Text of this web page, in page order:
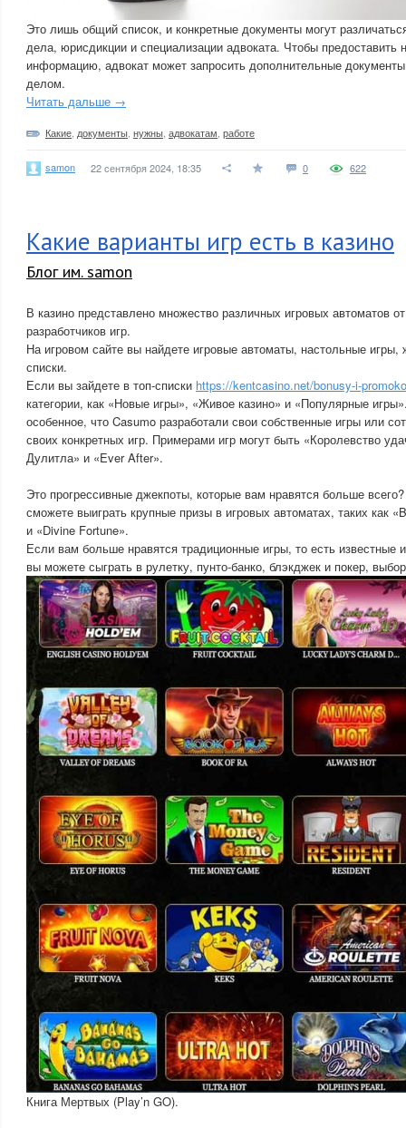
Это лишь общий список, и конкретные документы могут
дела, юрисдикции и специализации адвоката. Чтобы
информацию, адвокат может запросить дополнительные
делом.
Читать дальше →
Какие документы нужны адвокатам работе
samon 22 сентября 2024, 18:35 0 622
Какие варианты игр есть в казино
Блог им. samon
В казино представлено множество различных игровых автоматов
разработчиков игр.
На игровом сайте вы найдете игровые автоматы, настольные игры,
списки.
Если вы зайдете в топ-списки https://kentcasino.net/bonusy-i-
категории, как «Новые игры», «Живое казино» и «Популярные
особенное, что Casumo разработали свои собственные игры или
своих конкретных игр. Примерами игр могут быть «Королевство
Дулитла» и «Ever After».
Это прогрессивные джекпоты, которые вам нравятся больше
сможете выиграть крупные призы в игровых автоматах, таких как
и «Divine Fortune».
Если вам больше нравятся традиционные игры, то есть известные
вы можете сыграть в рулетку, пунто-банко, блэкджек и покер,
Книга Мертвых (Play’n GO).